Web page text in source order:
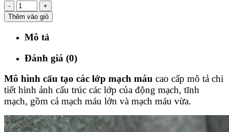
-
+
Thêm vào giỏ
Mô tả
Đánh giá (0)
Mô hình cấu tạo các lớp mạch máu cao cấp mô tả chi
tiết hình ảnh cấu trúc các lớp của động mạch, tĩnh
mạch, gồm cả mạch máu lớn và mạch máu vừa.